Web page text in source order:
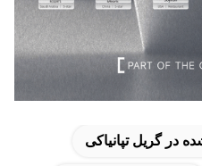
در گریل تپانیاکی